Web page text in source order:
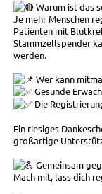
Warum ist das
Je mehr Menschen
Patienten mit
Stammzellspender
werden.
Wer kann
Gesunde
Die
Ein riesiges
großartige
Gemeinsam
Mach mit, lass dich